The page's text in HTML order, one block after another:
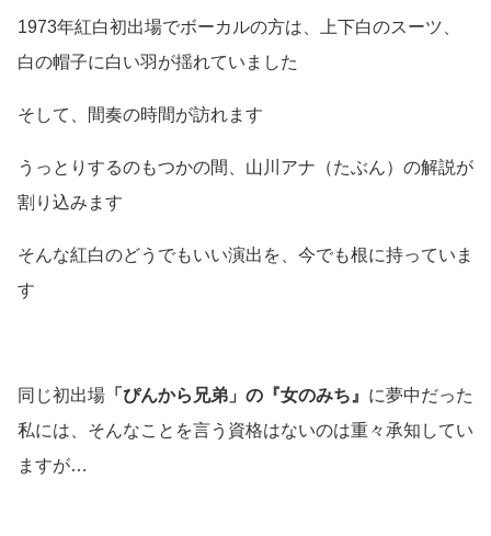
1973年紅白初出場でボーカルの方は、上下白のスーツ、
白の帽子に白い羽が揺れていました
そして、間奏の時間が訪れます
うっとりするのもつかの間、山川アナ （たぶん） の解説が
割り込みます
そんな紅白のどうでもいい演出を、今でも根に持っていま
す
同じ初出場 「ぴんから兄弟」の『女のみち』 に夢中だった
私には、そんなことを言う資格はないのは重々承知してい
ますが…